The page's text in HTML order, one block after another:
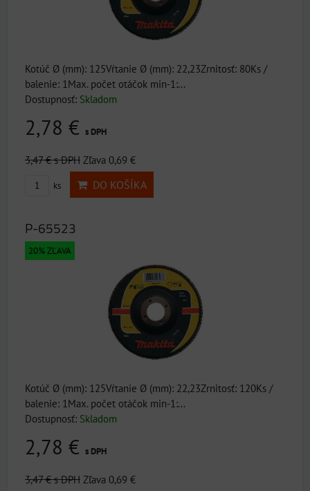
Kotúč Ø (mm): 125Vŕtanie Ø (mm): 22,23Zrnitosť: 80Ks /
balenie: 1Max. počet otáčok min-1:...
Dostupnosť: Skladom
2,78 € s DPH
3,47 €s DPH Zľava 0,69 €
ks DO KOŠÍKA
P-65523
20% ZĽAVA
Kotúč Ø (mm): 125Vŕtanie Ø (mm): 22,23Zrnitosť: 120Ks /
balenie: 1Max. počet otáčok min-1:...
Dostupnosť: Skladom
2,78 € s DPH
3,47 €s DPH Zľava 0,69 €